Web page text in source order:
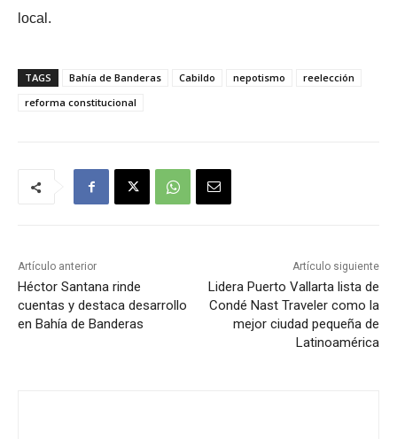
local.
TAGS Bahía de Banderas Cabildo nepotismo
reelección
reforma constitucional
Artículo anterior
Héctor Santana rinde
cuentas y destaca desarrollo
en Bahía de Banderas
Artículo siguiente
Lidera Puerto Vallarta lista de
Condé Nast Traveler como la
mejor ciudad pequeña de
Latinoamérica